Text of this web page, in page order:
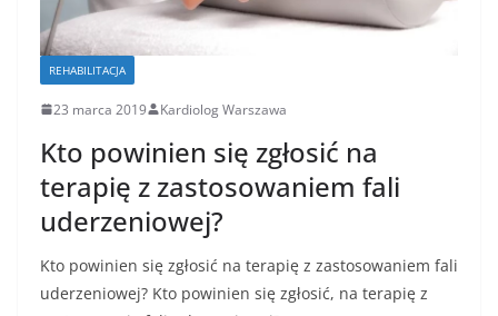
REHABILITACJA
23 marca 2019 Kardiolog Warszawa
Kto powinien się zgłosić na
terapię z zastosowaniem fali
uderzeniowej?
Kto powinien się zgłosić na terapię z zastosowaniem fali
uderzeniowej? Kto powinien się zgłosić, na terapię z